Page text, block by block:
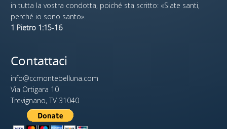
in tutta la vostra condotta, poiché sta scritto: «Siate santi,
perché io sono santo».
1 Pietro 1:15-16
Contattaci
info@ccmontebelluna.com
Via Ortigara 10
Trevignano, TV 31040